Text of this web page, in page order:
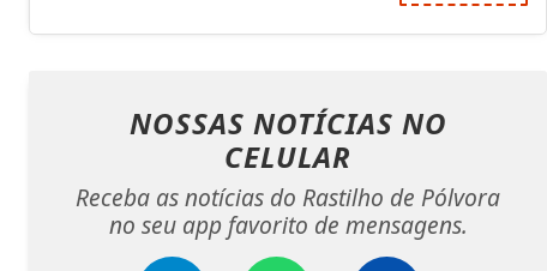
NOSSAS NOTÍCIAS NO
CELULAR
Receba as notícias do Rastilho de Pólvora
no seu app favorito de mensagens.